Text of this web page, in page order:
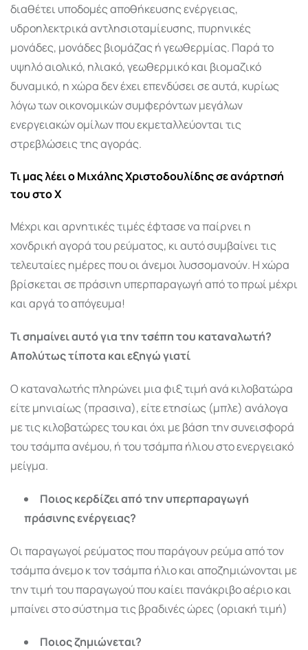
διαθέτει υποδομές αποθήκευσης ενέργειας,
υδροηλεκτρικά αντλησιοταμίευσης, πυρηνικές
μονάδες, μονάδες βιομάζας ή γεωθερμίας. Παρά το
υψηλό αιολικό, ηλιακό, γεωθερμικό και βιομαζικό
δυναμικό, η χώρα δεν έχει επενδύσει σε αυτά, κυρίως
λόγω των οικονομικών συμφερόντων μεγάλων
ενεργειακών ομίλων που εκμεταλλεύονται τις
στρεβλώσεις της αγοράς.
Τι μας λέει ο Μιχάλης Χριστοδουλίδης σε ανάρτησή
του στο Χ
Μέχρι και αρνητικές τιμές έφτασε να παίρνει η
χονδρική αγορά του ρεύματος, κι αυτό συμβαίνει τις
τελευταίες ημέρες που οι άνεμοι λυσσομανούν. Η χώρα
βρίσκεται σε πράσινη υπερπαραγωγή από το πρωί μέχρι
και αργά το απόγευμα!
Τι σημαίνει αυτό για την τσέπη του καταναλωτή?
Απολύτως τίποτα και εξηγώ γιατί
Ο καταναλωτής πληρώνει μια φιξ τιμή ανά κιλοβατώρα
είτε μηνιαίως (πρασινα), είτε ετησίως (μπλε) ανάλογα
με τις κιλοβατώρες του και όχι με βάση την συνεισφορά
του τσάμπα ανέμου, ή του τσάμπα ήλιου στο ενεργειακό
μείγμα.
Ποιος κερδίζει από την υπερπαραγωγή
πράσινης ενέργειας?
Οι παραγωγοί ρεύματος που παράγουν ρεύμα από τον
τσάμπα άνεμο κ τον τσάμπα ήλιο και αποζημιώνονται με
την τιμή του παραγωγού που καίει πανάκριβο αέριο και
μπαίνει στο σύστημα τις βραδινές ώρες (οριακή τιμή)
Ποιος ζημιώνεται?